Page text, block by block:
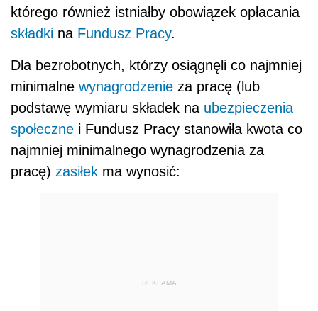
którego również istniałby obowiązek opłacania
składki na Fundusz Pracy.
Dla bezrobotnych, którzy osiągnęli co najmniej
minimalne wynagrodzenie za pracę (lub
podstawę wymiaru składek na ubezpieczenia
społeczne i Fundusz Pracy stanowiła kwota co
najmniej minimalnego wynagrodzenia za
pracę) zasiłek ma wynosić:
REKLAMA